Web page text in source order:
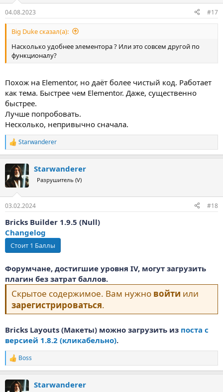
04.08.2023 #17
Big Duke сказал(а):
Насколько удобнее элементора ? Или это совсем другой по
функционалу?
Похож на Elementor, но даёт более чистый код. Работает
как тема. Быстрее чем Elementor. Даже, существенно
быстрее.
Лучше попробовать.
Несколько, непривычно сначала.
Р
е
к
ц
и
Starwanderer
Starwanderer
Разрушитель (V)
03.02.2024 #18
Bricks Builder 1.9.5 (Null)
Changelog
Форумчане, достигшие уровня IV, могут загрузить
плагин без затрат баллов.
Скрытое содержимое. Вам нужно войти или
зарегистрироваться.
Bricks Layouts (Макеты) можно загрузить из поста с
версией 1.8.2 (кликабельно).
Р
е
к
Boss
Starwanderer